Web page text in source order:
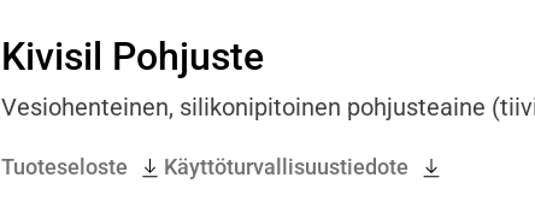
Kivisil Pohjuste
Vesiohenteinen, silikonipitoinen pohjusteaine
Tuoteseloste Käyttöturvallisuustiedote